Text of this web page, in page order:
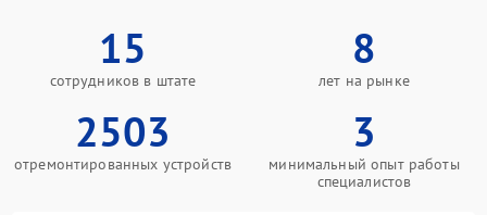
15
сотрудников в штате
8
лет на рынке
2503
отремонтированных устройств
3
минимальный опыт работы
специалистов